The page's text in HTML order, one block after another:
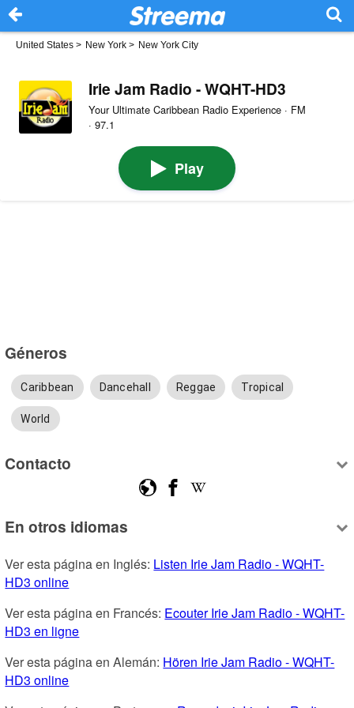
United States > New York > New York City
Irie Jam Radio - WQHT-HD3
Your Ultimate Caribbean Radio Experience · FM
· 97.1
Play
Géneros
Caribbean Dancehall Reggae Tropical
World
Contacto
En otros idiomas
Ver esta página en Inglés: Listen Irie Jam Radio - WQHT-
HD3 online
Ver esta página en Francés: Ecouter Irie Jam Radio - WQHT-
HD3 en ligne
Ver esta página en Alemán: Hören Irie Jam Radio - WQHT-
HD3 online